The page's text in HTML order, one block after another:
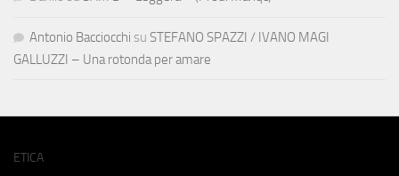
Antonio Bacciocchi su STEFANO SPAZZI / IVANO MAGI
GALLUZZI – Una rotonda per amare
ETICA